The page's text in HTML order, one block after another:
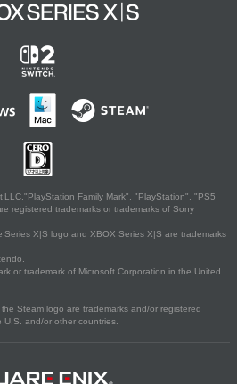
Family Mark", "PlayStation", "PS5
registered trademarks or trademarks of Sony
Series X|S logo and XBOX Series X|S are trademarks
or trademark of Microsoft Corporation in the United
Steam logo are trademarks and/or registered
U.S. and/or other countries.